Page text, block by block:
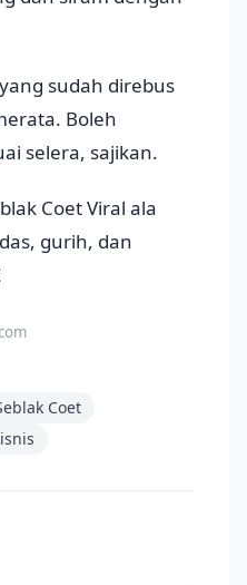
sudah direbus
Boleh
selera, sajikan.
Coet Viral ala
gurih, dan
Coet